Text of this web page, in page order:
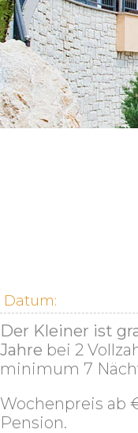
Datum:
Der Kleiner ist
Jahre bei 2
minimum 7
Wochenpreis ab
Pension.